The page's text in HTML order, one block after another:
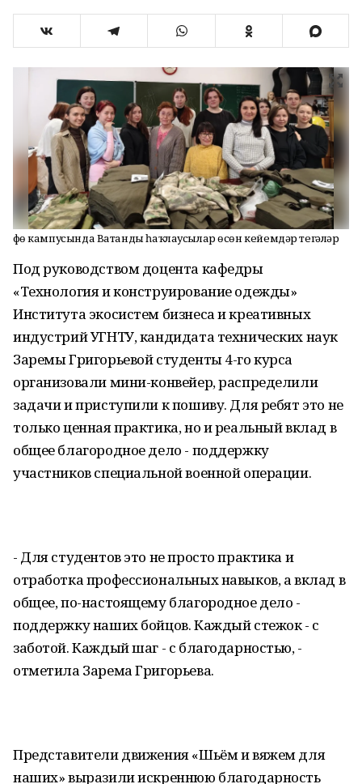
Өфө кампусында Ватанды һаҡлаусылар өсөн кейемдәр тегәләр
Под руководством доцента кафедры
«Технология и конструирование одежды»
Института экосистем бизнеса и креативных
индустрий УГНТУ, кандидата технических наук
Заремы Григорьевой студенты 4-го курса
организовали мини-конвейер, распределили
задачи и приступили к пошиву. Для ребят это не
только ценная практика, но и реальный вклад в
общее благородное дело - поддержку
участников специальной военной операции.
- Для студентов это не просто практика и
отработка профессиональных навыков, а вклад в
общее, по-настоящему благородное дело -
поддержку наших бойцов. Каждый стежок - с
заботой. Каждый шаг - с благодарностью, -
отметила Зарема Григорьева.
Представители движения «Шьём и вяжем для
наших» выразили искреннюю благодарность